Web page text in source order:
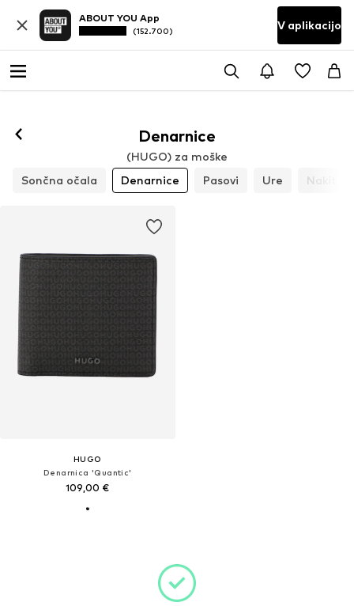
ABOUT YOU App
(152.700) V aplikacijo
Denarnice
(HUGO) za moške
Sončna očala
Denarnice Pasovi Ure Nakit
HUGO
Denarnica 'Quantic'
109,00 €